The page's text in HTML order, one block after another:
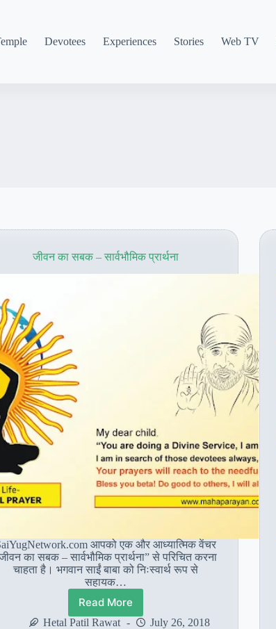
Devotees Experiences Stories Web TV
जीवन का सबक – सार्वभौमिक प्रार्थना
आपको एक और आध्यात्मिक वेंचर
का सबक – सार्वभौमिक प्रार्थना” से परिचित करना
चाहता है। भगवान साईं बाबा को निःस्वार्थ रूप से
सहायक…
Read More
जीवन
का
Hetal Patil Rawat July 26, 2018